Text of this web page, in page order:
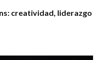
creatividad, liderazgo